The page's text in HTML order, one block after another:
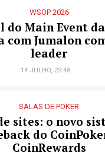
WSOP 2026
do Main Event da
com Jumalon
leader
14 JULHO, 23:48
SALAS DE POKER
sites: o novo
do
CoinRewards